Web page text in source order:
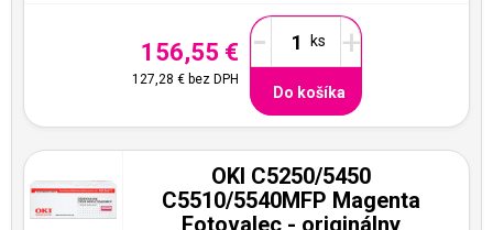
156,55 €
127,28 €bez DPH
- +
Do košíka
OKI C5250/5450
C5510/5540MFP Magenta
Fotovalec - originálny